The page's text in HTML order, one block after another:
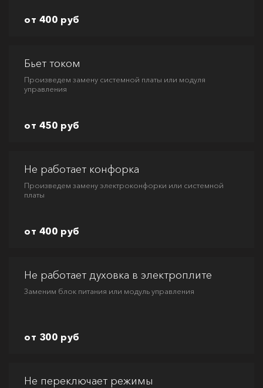
от 400 руб
Бьет током
Произведем замену системной платы или модуля
управления
от 450 руб
Не работает конфорка
Произведем замену электроконфорки или системной
платы
от 400 руб
Не работает духовка в электроплите
Заменим блок питания или модуль управления
от 300 руб
Не переключает режимы